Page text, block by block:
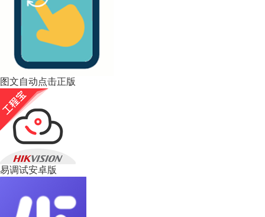
图文自动点击正版
易调试安卓版